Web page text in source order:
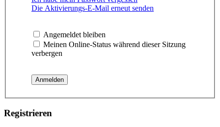
Die Aktivierungs-E-Mail erneut senden
Angemeldet bleiben
Meinen Online-Status während dieser Sitzung
verbergen
Registrieren